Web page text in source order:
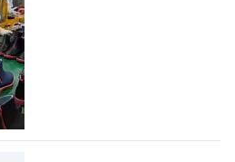
Lamoda решил обновить
локальных
обуви и аксессуаров.